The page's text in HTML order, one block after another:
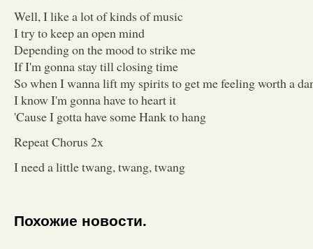
Well, I like a lot of kinds of music
I try to keep an open mind
Depending on the mood to strike me
If I'm gonna stay till closing time
So when I wanna lift my spirits to get me feeling worth a
I know I'm gonna have to heart it
'Cause I gotta have some Hank to hang
Repeat Chorus 2x
I need a little twang, twang, twang
Похожие новости.